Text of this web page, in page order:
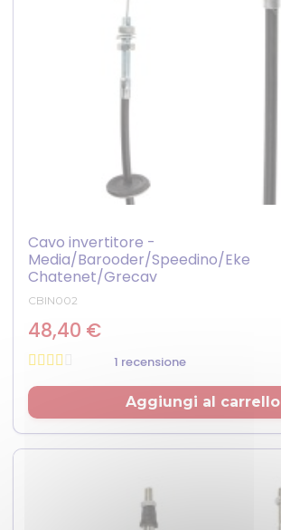
Cavo invertitore -
Media/Barooder/Speedino/Eke
Chatenet/Grecav
CBIN002
48,40 €
1 recensione
Prezzo
Aggiungi al carrello